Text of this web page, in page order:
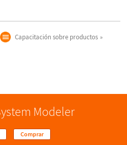
Capacitación sobre productos
Modeler
Comprar